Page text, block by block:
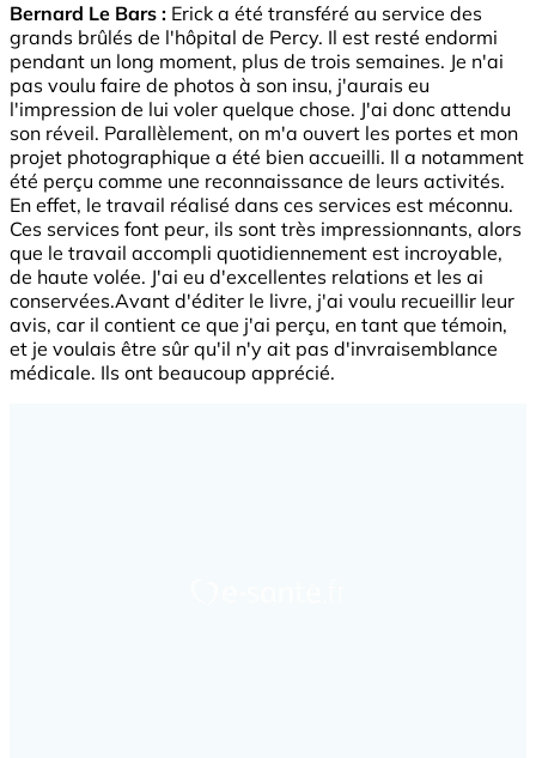
Bernard Le Bars : Erick a été transféré au service des
grands brûlés de l'hôpital de Percy. Il est resté endormi
pendant un long moment, plus de trois semaines. Je n'ai
pas voulu faire de photos à son insu, j'aurais eu
l'impression de lui voler quelque chose. J'ai donc attendu
son réveil. Parallèlement, on m'a ouvert les portes et mon
projet photographique a été bien accueilli. Il a notamment
été perçu comme une reconnaissance de leurs activités.
En effet, le travail réalisé dans ces services est méconnu.
Ces services font peur, ils sont très impressionnants, alors
que le travail accompli quotidiennement est incroyable,
de haute volée. J'ai eu d'excellentes relations et les ai
conservées.Avant d'éditer le livre, j'ai voulu recueillir leur
avis, car il contient ce que j'ai perçu, en tant que témoin,
et je voulais être sûr qu'il n'y ait pas d'invraisemblance
médicale. Ils ont beaucoup apprécié.